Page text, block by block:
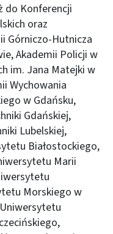
do Konferencji
oraz
Górniczo-Hutnicza
Akademii Policji w
im. Jana Matejki w
Wychowania
w Gdańsku,
Gdańskiej,
Lubelskiej,
Białostockiego,
Marii
Morskiego w